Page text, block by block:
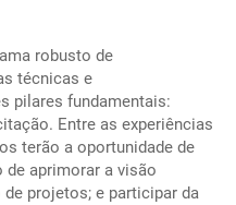
robusto de
técnicas e
pilares fundamentais:
Entre as experiências
terão a oportunidade de
de aprimorar a visão
projetos; e participar da